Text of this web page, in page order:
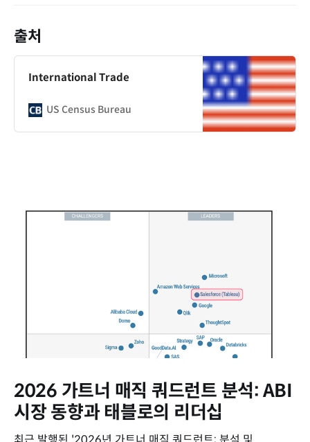
출처
International Trade
US Census Bureau
2026 가트너 매직 쿼드런트 분석: ABI
시장 동향과 태블로의 리더십